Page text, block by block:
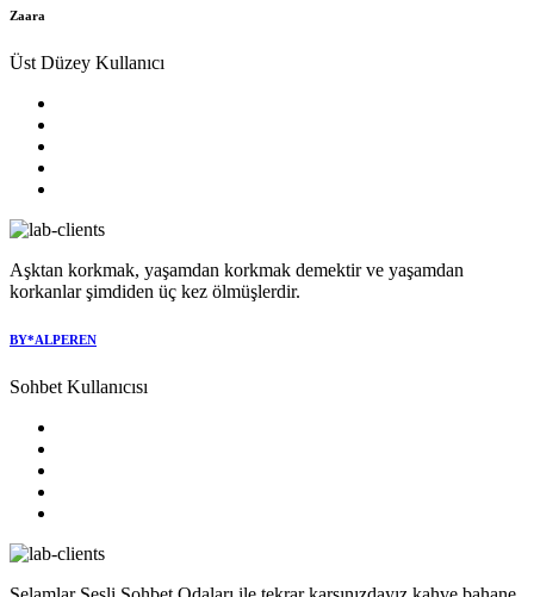
Zaara
Üst Düzey Kullanıcı
Aşktan korkmak, yaşamdan korkmak demektir ve yaşamdan
korkanlar şimdiden üç kez ölmüşlerdir.
BY*ALPEREN
Sohbet Kullanıcısı